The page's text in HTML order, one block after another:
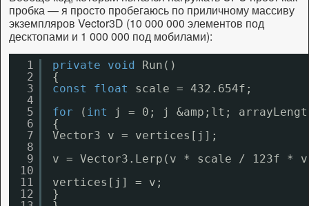
пробка — я просто пробегаюсь по приличному массиву
экземпляров Vector3D (10 000 000 элементов под
десктопами и 1 000 000 под мобилами):
1
2
3
4
5
6
7
8
9
10
11
12
private void
Run()
{
const
float
scale = 432.654f;
for
( int
j = 0; j &amp;lt;
{
Vector3 v = vertices[j];
v = Vector3.Lerp(v * scale / 123f *
vertices[j] = v;
}